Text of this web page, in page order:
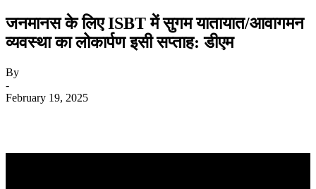
जनमानस के लिए ISBT में सुगम यातायात/आवागमन
व्यवस्था का लोकार्पण इसी सप्ताह: डीएम
By
-
February 19, 2025